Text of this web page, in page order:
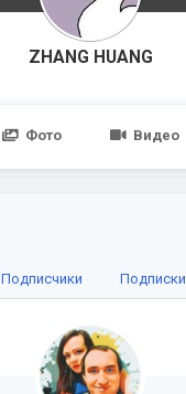
ZHANG HUANG
Фото Видео
Подписчики Подписки